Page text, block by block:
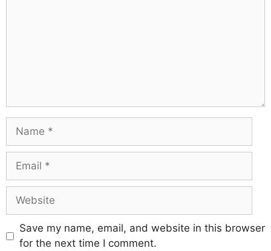
Save my name, email, and website in this browser
for the next time I comment.